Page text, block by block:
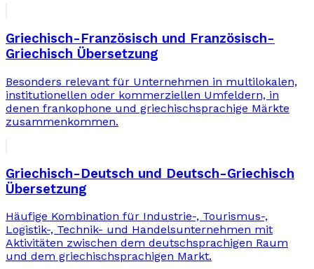
Griechisch-Französisch und Französisch-
Griechisch Übersetzung
Besonders relevant für Unternehmen in multilokalen,
institutionellen oder kommerziellen Umfeldern, in
denen frankophone und griechischsprachige Märkte
zusammenkommen.
Griechisch-Deutsch und Deutsch-Griechisch
Übersetzung
Häufige Kombination für Industrie-, Tourismus-,
Logistik-, Technik- und Handelsunternehmen mit
Aktivitäten zwischen dem deutschsprachigen Raum
und dem griechischsprachigen Markt.